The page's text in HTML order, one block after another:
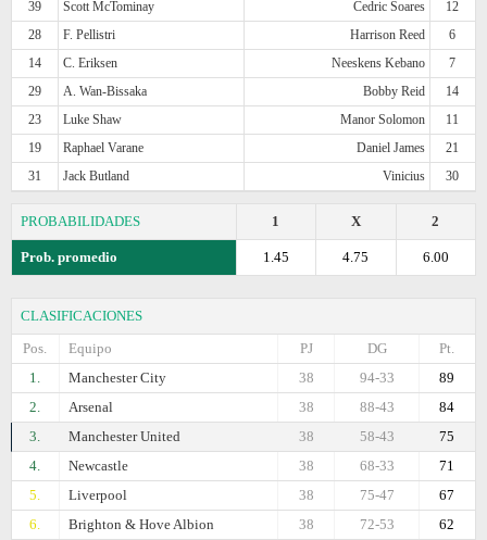
39
Scott McTominay Cedric Soares
12
28
F. Pellistri Harrison Reed
6
14
C. Eriksen Neeskens Kebano
7
29
A. Wan-Bissaka Bobby Reid
14
23
Luke Shaw Manor Solomon
11
19
Raphael Varane Daniel James
21
31
Jack Butland Vinicius 30
PROBABILIDADES 2
X
1
Prob. promedio 6.00
4.75
1.45
CLASIFICACIONES
Pos.
Equipo Pt.
DG
PJ
1.
Manchester City 89
94-33
38
2.
Arsenal 84
88-43
38
3.
Manchester United 75
58-43
38
4.
Newcastle 71
68-33
38
5.
Liverpool 67
75-47
38
6.
Brighton & Hove Albion 62
72-53
38